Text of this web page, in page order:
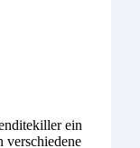
ein
verschiedene